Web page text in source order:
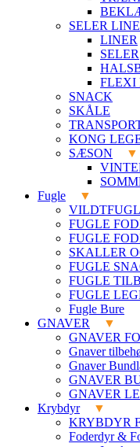
SELER
LINER
SELER
FLEXI
SNACK
SKÅLE
KONG
SÆSON
Fugle
FUGLE
FUGLE
SKALLER
FUGLE
FUGLE
FUGLE
Fugle Bure
GNAVER
GNAVER
Gnaver
Gnaver
GNAVER
GNAVER
Krybdyr
KRYBDYR
Foderdyr &